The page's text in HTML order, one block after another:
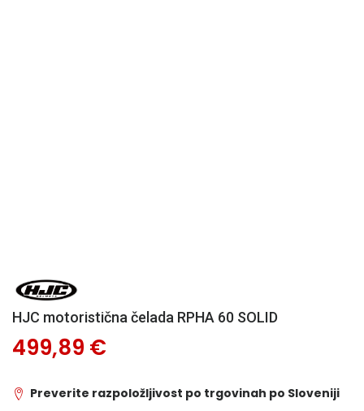
HJC motoristična čelada RPHA 60 SOLID
499,89 €
Preverite razpoložljivost po trgovinah po Sloveniji